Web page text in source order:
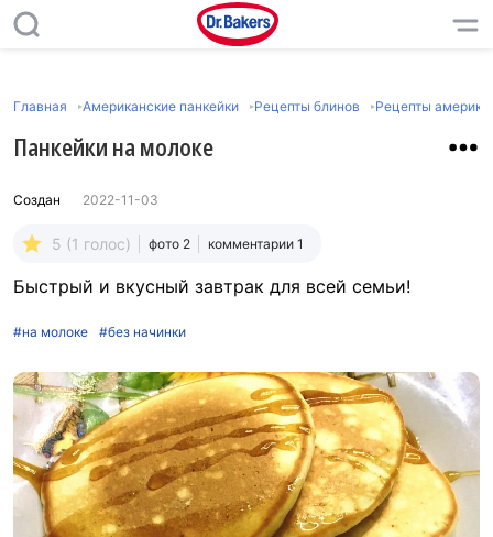
Главная Американские панкейки Рецепты блинов Рецепты
Панкейки на молоке
Создан 2022-11-03
5 (1 голос) фото 2 комментарии 1
Быстрый и вкусный завтрак для всей семьи!
#на молоке #без начинки